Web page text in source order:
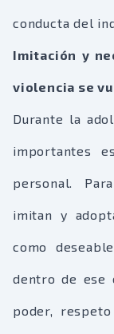
conducta del
Imitación y
violencia se
Durante la
importantes
personal.
imitan y
como
dentro de ese
poder,